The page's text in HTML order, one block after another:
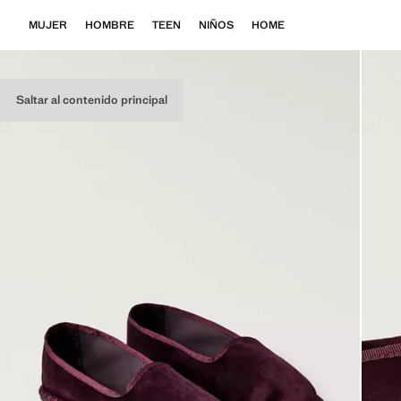
Saltar al contenido principal
MUJER HOMBRE TEEN NIÑOS HOME